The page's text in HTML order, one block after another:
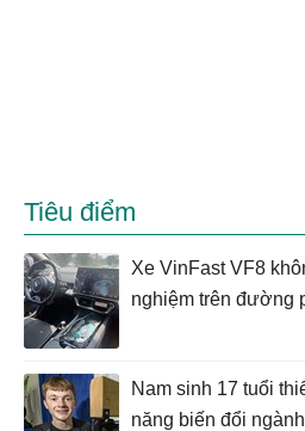
Tiêu điểm
Xe VinFast VF8
nghiệm trên đường
Nam sinh 17 tuổi
năng biến đổi